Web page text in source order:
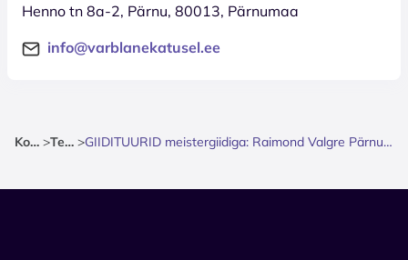
Henno tn 8a-2, Pärnu, 80013, Pärnumaa
info@varblanekatusel.ee
Kotisivu > Teatteri > GIIDITUURID meistergiidiga: Raimond Valgre Pärnu - muusika ja armastuse radadel